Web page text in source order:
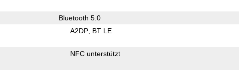
Bluetooth 5.0
A2DP BT LE
NFC unterstützt